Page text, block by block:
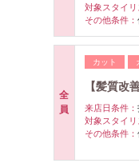
対象スタイリ
その他条件：
全
員
カット
【髪質
来店日条件：
対象スタイリ
その他条件：